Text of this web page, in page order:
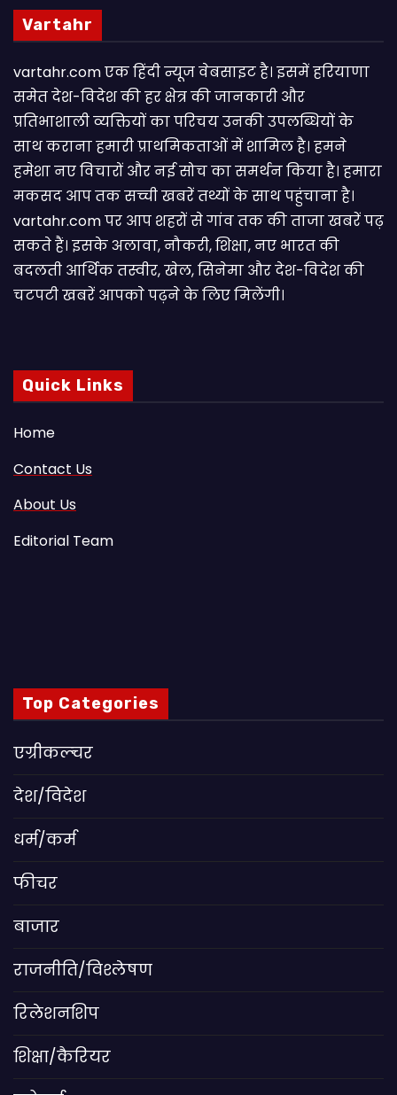
Vartahr
vartahr.com एक हिंदी न्यूज वेबसाइट है। इसमें हरियाणा
समेत देश-विदेश की हर क्षेत्र की जानकारी और
प्रतिभाशाली व्यक्तियों का परिचय उनकी उपलब्धियों के
साथ कराना हमारी प्राथमिकताओं में शामिल है। हमने
हमेशा नए विचारों और नई सोच का समर्थन किया है। हमारा
मकसद आप तक सच्ची खबरें तथ्यों के साथ पहुंचाना है।
vartahr.com पर आप शहरों से गांव तक की ताजा खबरें पढ़
सकते हैं। इसके अलावा, नौकरी, शिक्षा, नए भारत की
बदलती आर्थिक तस्वीर, खेल, सिनेमा और देश-विदेश की
चटपटी खबरें आपकाे पढ़ने के लिए मिलेंगी।
Quick Links
Home
Contact Us
About Us
Editorial Team
Top Categories
एग्रीकल्चर
देश/विदेश
धर्म/कर्म
फीचर
बाजार
राजनीति/विश्लेषण
रिलेशनशिप
शिक्षा/कैरियर